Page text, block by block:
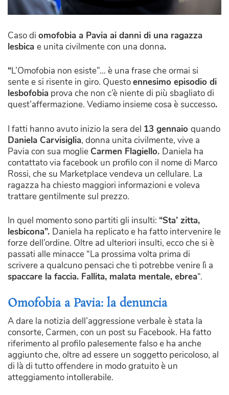
Caso di omofobia a Pavia ai danni di una ragazza
lesbica e unita civilmente con una donna.
“L’Omofobia non esiste”… è una frase che ormai si
sente e si risente in giro. Questoennesimo episodio di
lesbofobia prova che non c’è niente di più sbagliato di
quest’affermazione. Vediamo insieme cosa è successo.
I fatti hanno avuto inizio la sera del 13 gennaio quando
Daniela Carvisiglia, donna unita civilmente, vive a
Pavia con sua moglie Carmen Flagiello. Daniela ha
contattato via facebook un profilo con il nome di Marco
Rossi, che su Marketplace vendeva un cellulare. La
ragazza ha chiesto maggiori informazioni e voleva
trattare gentilmente sul prezzo.
In quel momento sono partiti gli insulti: “Sta’ zitta,
lesbicona”. Daniela ha replicato e ha fatto intervenire le
forze dell’ordine. Oltre ad ulteriori insulti, ecco che si è
passati alle minacce “La prossima volta prima di
scrivere a qualcuno pensaci che ti potrebbe venire lì a
spaccare la faccia. Fallita, malata mentale, ebrea“.
Omofobia a Pavia: la denuncia
A dare la notizia dell’aggressione verbale è stata la
consorte, Carmen, con un post su Facebook. Ha fatto
riferimento al profilo palesemente falso e ha anche
aggiunto che, oltre ad essere un soggetto pericoloso, al
di là di tutto offendere in modo gratuito è un
atteggiamento intollerabile.